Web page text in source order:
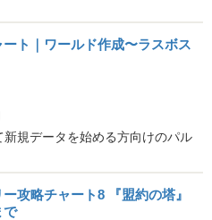
ト｜ワールド作成〜ラスボス
新規データを始める方向けのパル
攻略チャート8 『盟約の塔』
で